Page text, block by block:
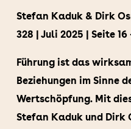
Stefan Kaduk & Dirk
328 | Juli 2025 | Seite 16
Führung ist das
Beziehungen im Sinne
Wertschöpfung. Mit
Stefan Kaduk und Dirk